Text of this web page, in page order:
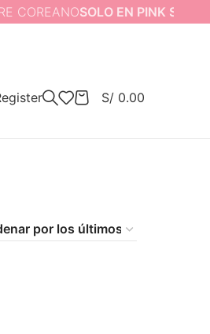
SOLO EN PINK STORE
S/ 0.00